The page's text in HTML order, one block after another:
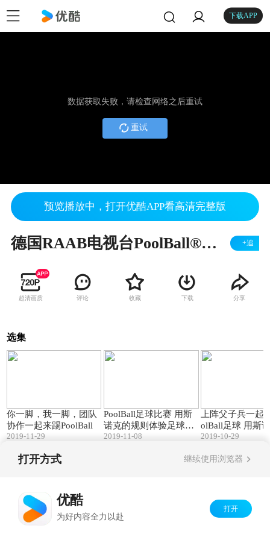
下载APP
数据获取失败，请检查网络之后重试
重试
预览播放中，打开优酷APP看高清完整版
德国RAAB电视台PoolBall®普利佰®专访节目 +追
超清画质 评论 收藏 下载 分享
选集
你一脚，我一脚，团队
协作一起来踢PoolBall
2019-11-29
PoolBall足球比赛 用斯
诺克的规则体验足球的
魅力
2019-11-08
上阵父子兵一起
olBall足球 用斯
规则体验足球的
2019-10-29
打开方式 继续使用浏览器
优酷
为好内容全力以赴
打开